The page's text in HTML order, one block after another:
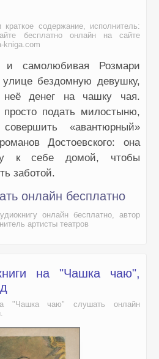
содержание, исполнитель:
бесплатно онлайн на сайте
kniga.com
и самолюбивая Розмари
бездомную девушку,
неё денег на чашку чая.
подать милостыню,
«авантюрный»
Достоевского: она
к себе домой, чтобы
заботой.
онлайн бесплатно
онлайн бесплатно, автор
артисты театров
на "Чашка чаю",
"Чашка чаю" слушать онлайн